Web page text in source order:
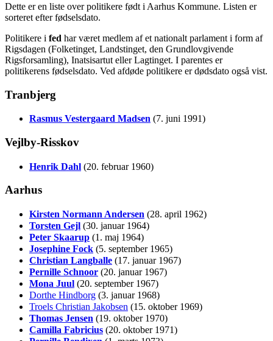
Dette er en liste over politikere født i Aarhus Kommune. Listen er
sorteret efter fødselsdato.
Politikere i fed har været medlem af et nationalt parlament i form af
Rigsdagen (Folketinget, Landstinget, den Grundlovgivende
Rigsforsamling), Inatsisartut eller Lagtinget. I parentes er
politikerens fødselsdato. Ved afdøde politikere er dødsdato også vist.
Tranbjerg
Rasmus Vestergaard Madsen (7. juni 1991)
Vejlby-Risskov
Henrik Dahl (20. februar 1960)
Aarhus
Kirsten Normann Andersen (28. april 1962)
Torsten Gejl (30. januar 1964)
Peter Skaarup (1. maj 1964)
Josephine Fock (5. september 1965)
Christian Langballe (17. januar 1967)
Pernille Schnoor (20. januar 1967)
Mona Juul (20. september 1967)
Dorthe Hindborg (3. januar 1968)
Troels Christian Jakobsen (15. oktober 1969)
Thomas Jensen (19. oktober 1970)
Camilla Fabricius (20. oktober 1971)